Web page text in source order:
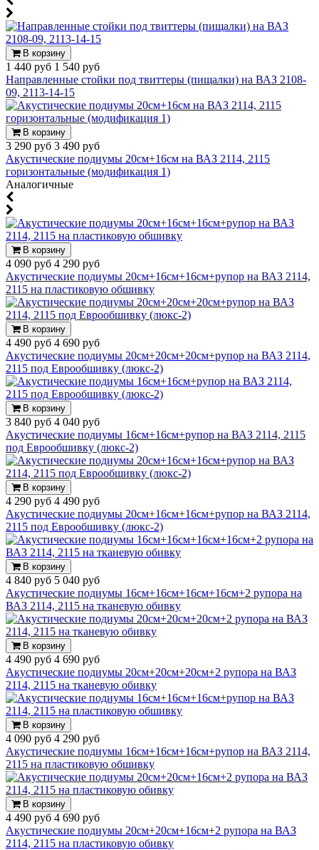
В корзину
1 440 руб 1 540 руб
Направленные стойки под твиттеры (пищалки) на ВАЗ 2108-
09, 2113-14-15
В корзину
3 290 руб 3 490 руб
Акустические подиумы 20см+16см на ВАЗ 2114, 2115
горизонтальные (модификация 1)
Аналогичные
В корзину
4 090 руб 4 290 руб
Акустические подиумы 20см+16см+16см+рупор на ВАЗ 2114,
2115 на пластиковую обшивку
В корзину
4 490 руб 4 690 руб
Акустические подиумы 20см+20см+20см+рупор на ВАЗ 2114,
2115 под Еврообшивку (люкс-2)
В корзину
3 840 руб 4 040 руб
Акустические подиумы 16см+16см+рупор на ВАЗ 2114, 2115
под Еврообшивку (люкс-2)
В корзину
4 290 руб 4 490 руб
Акустические подиумы 20см+16см+16см+рупор на ВАЗ 2114,
2115 под Еврообшивку (люкс-2)
В корзину
4 840 руб 5 040 руб
Акустические подиумы 16см+16см+16см+16см+2 рупора на
ВАЗ 2114, 2115 на тканевую обивку
В корзину
4 490 руб 4 690 руб
Акустические подиумы 20см+20см+20см+2 рупора на ВАЗ
2114, 2115 на тканевую обивку
В корзину
4 090 руб 4 290 руб
Акустические подиумы 16см+16см+16см+рупор на ВАЗ 2114,
2115 на пластиковую обшивку
В корзину
4 490 руб 4 690 руб
Акустические подиумы 20см+20см+16см+2 рупора на ВАЗ
2114, 2115 на пластиковую обивку